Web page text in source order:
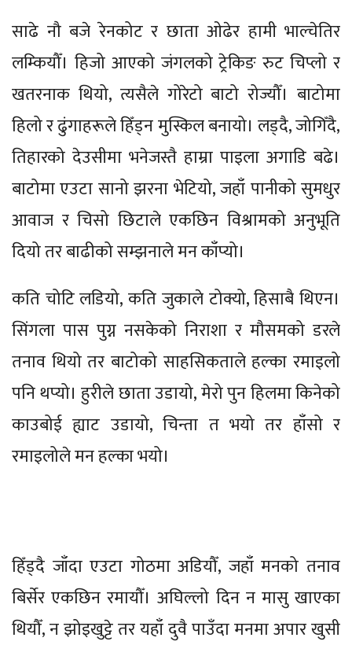
साढे नौ बजे रेनकोट र छाता ओढेर हामी भाल्चेतिर
लम्कियौँ। हिजो आएको जंगलको ट्रेकिङ रुट चिप्लो र
खतरनाक थियो, त्यसैले गोरेटो बाटो रोज्यौँ। बाटोमा
हिलो र ढुंगाहरूले हिँड्न मुस्किल बनायो। लड्दै, जोगिँदै,
तिहारको देउसीमा भनेजस्तै हाम्रा पाइला अगाडि बढे।
बाटोमा एउटा सानो झरना भेटियो, जहाँ पानीको सुमधुर
आवाज र चिसो छिटाले एकछिन विश्रामको अनुभूति
दियो तर बाढीको सम्झनाले मन काँप्यो।
कति चोटि लडियो, कति जुकाले टोक्यो, हिसाबै थिएन।
सिंगला पास पुग्न नसकेको निराशा र मौसमको डरले
तनाव थियो तर बाटोको साहसिकताले हल्का रमाइलो
पनि थप्यो। हुरीले छाता उडायो, मेरो पुन हिलमा किनेको
काउबोई ह्याट उडायो, चिन्ता त भयो तर हाँसो र
रमाइलोले मन हल्का भयो।
हिँड्दै जाँदा एउटा गोठमा अडियौँ, जहाँ मनको तनाव
बिर्सेर एकछिन रमायौँ। अघिल्लो दिन न मासु खाएका
थियौँ, न झोइखुट्टे तर यहाँ दुवै पाउँदा मनमा अपार खुसी